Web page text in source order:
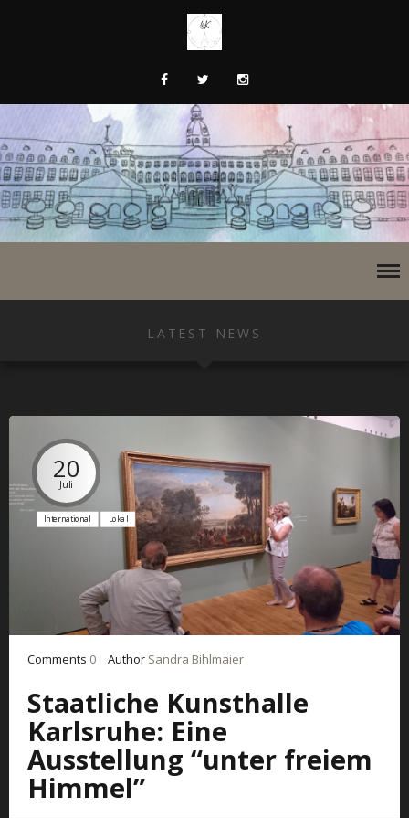
LATEST NEWS
20
Juli
International Lokal
Comments 0 Author Sandra Bihlmaier
Staatliche Kunsthalle
Karlsruhe: Eine
Ausstellung “unter freiem
Himmel”